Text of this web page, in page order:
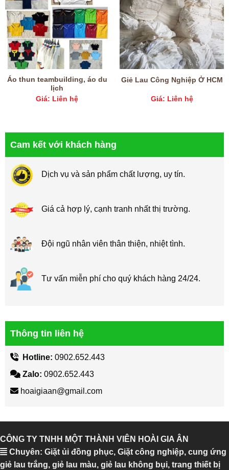
Cam kết với khách hàng
Dịch vụ và sản phẩm chất lượng, uy tín.
Giá cả hợp lý, cạnh tranh nhất thị trường.
Đội ngũ nhân viên thân thiện, nhiệt tình.
Tư vấn miễn phí cho quý khách hàng 24/24.
Thông tin liên hệ
Hotline: 0902.652.443
Zalo: 0902.652.443
hoaigiaan@gmail.com
Áo thun teambuilding, áo du
lịch
Giá: Liên hệ
Giẻ Lau Công Nghiệp Ở HCM
Giá: Liên hệ
CÔNG TY TNHH MỘT THÀNH VIÊN HOÀI GIA ÂN
Chuyên: Giặt ủi đồng phục, Giặt công nghiệp, cung ứng
giẻ lau trắng, giẻ lau màu, giẻ lau không bụi, trang thiết bị